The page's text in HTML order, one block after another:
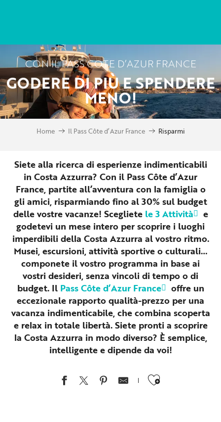
principal
CON IL PASS COTE D’AZUR FRANCE
GODERE DI PIÙ E SPENDERE
MENO!
Home Il Pass Côte d’Azur France Risparmi
Siete alla ricerca di esperienze indimenticabili
in Costa Azzurra? Con il Pass Côte d’Azur
France, partite all’avventura con la famiglia o
gli amici, risparmiando fino al 30% sul budget
delle vostre vacanze! Scegliete le 3 Attività
e
godetevi un mese intero per scoprire i luoghi
imperdibili della Costa Azzurra al vostro ritmo.
Musei, escursioni, attività sportive o culturali…
componete il vostro programma in base ai
vostri desideri, senza vincoli di tempo o di
budget. Il Pass Côte d’Azur France
offre un
eccezionale rapporto qualità-prezzo per una
vacanza indimenticabile, che combina scoperta
e relax in totale libertà. Siete pronti a scoprire
la Costa Azzurra in modo diverso? È semplice,
intelligente e dipende da voi!
Ajouter